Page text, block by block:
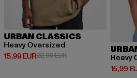
URBAN CLASSICS
Heavy Oversized
15,99 EUR
Derzeitiger Preis: 15,99 EUR
22,99 EURAktionspreis: 22,99 EUR
Heavy
15,99